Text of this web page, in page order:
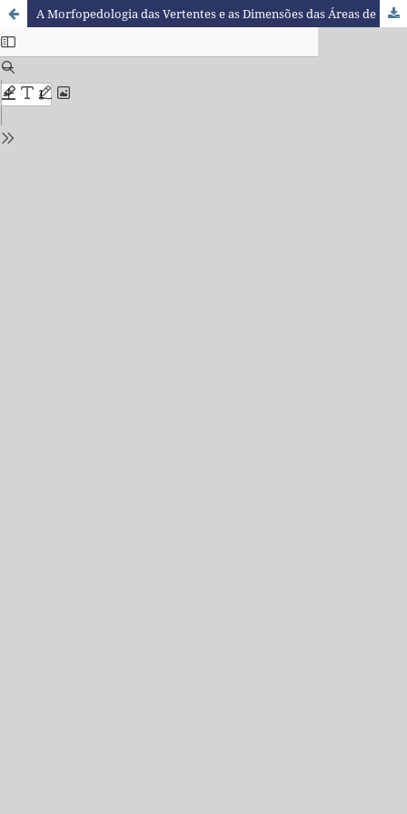
A Morfopedologia das Vertentes e as Dimensões das Áreas de Preservação Permanentes Fluviais na Bacia do Córrego Peroba-PR